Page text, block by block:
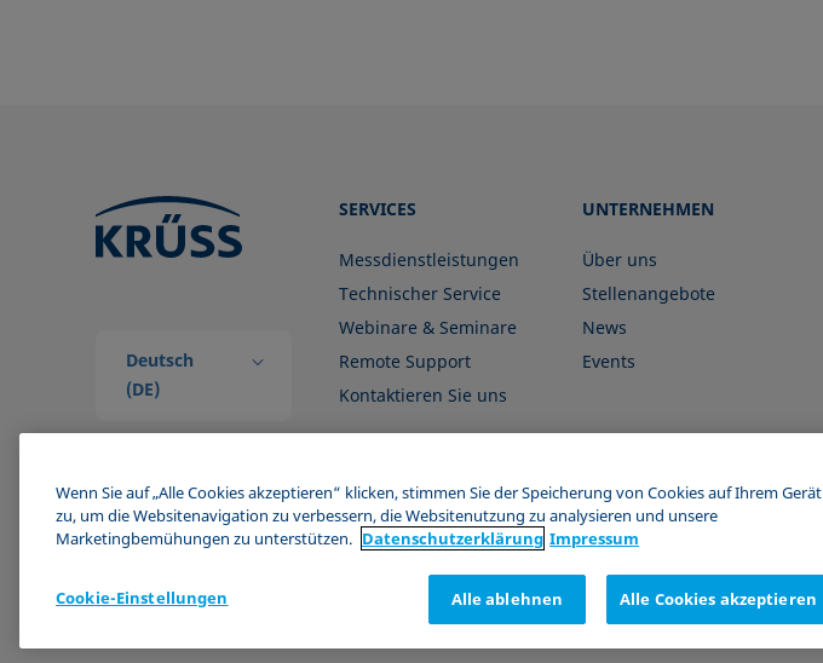
Deutsch
(DE)
SERVICES
Messdienstleistungen
Technischer Service
Webinare & Seminare
Remote Support
Kontaktieren Sie uns
UNTERNEHMEN
Über uns
Stellenangebote
News
Events
Wenn Sie auf „Alle Cookies akzeptieren“ klicken, stimmen Sie der Speicherung von Cookies auf Ihrem Gerät
zu, um die Websitenavigation zu verbessern, die Websitenutzung zu analysieren und unsere
Marketingbemühungen zu unterstützen. Datenschutz­erklärung Impressum
Alle ablehnen Alle Cookies akzeptieren
Cookie-Einstellungen